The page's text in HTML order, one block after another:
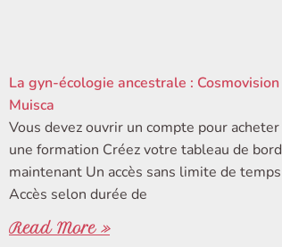
La gyn-écologie ancestrale : Cosmovision
Muisca
Vous devez ouvrir un compte pour acheter
une formation Créez votre tableau de bord
maintenant Un accès sans limite de temps
Accès selon durée de
Read More »